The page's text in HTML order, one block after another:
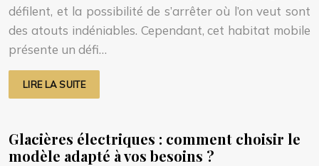
défilent, et la possibilité de s’arrêter où l’on veut sont
des atouts indéniables. Cependant, cet habitat mobile
présente un défi…
LIRE LA SUITE
Glacières électriques : comment choisir le
modèle adapté à vos besoins ?